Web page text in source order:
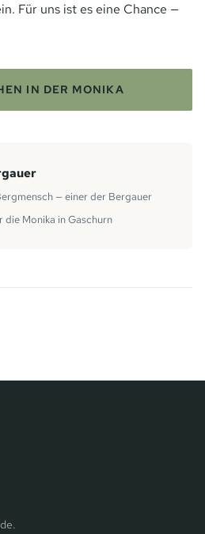
Für uns ist es eine Chance —
IN DER MONIKA
— einer der Bergauer
die Monika in Gaschurn